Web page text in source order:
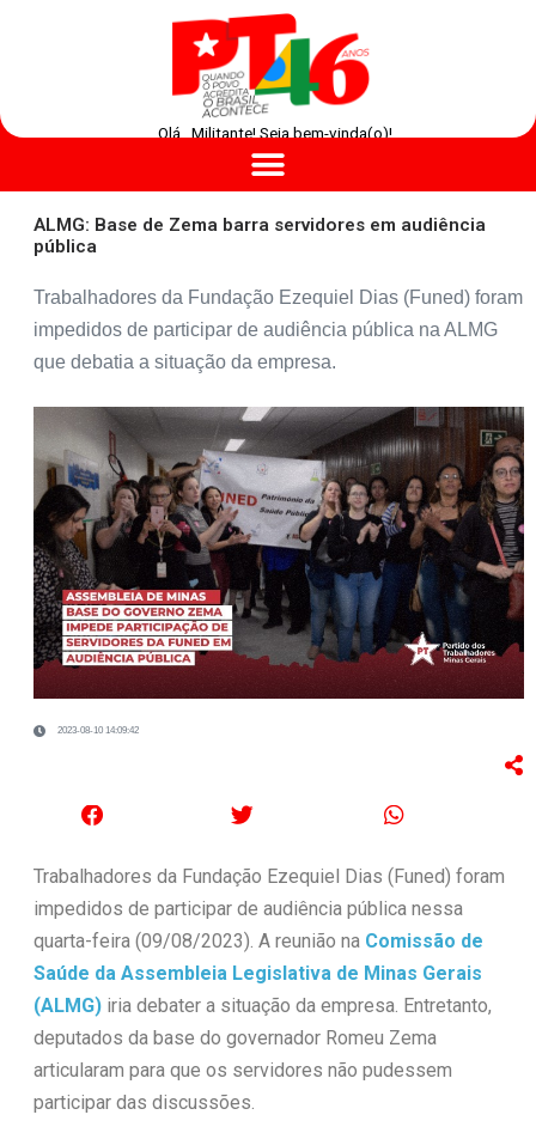
Olá , Militante! Seja bem-vinda(o)!
ALMG: Base de Zema barra servidores em audiência
pública
Trabalhadores da Fundação Ezequiel Dias (Funed) foram
impedidos de participar de audiência pública na ALMG
que debatia a situação da empresa.
2023-08-10 14:09:42
Trabalhadores da Fundação Ezequiel Dias (Funed) foram
impedidos de participar de audiência pública nessa
quarta-feira (09/08/2023). A reunião na Comissão de
Saúde da Assembleia Legislativa de Minas Gerais
(ALMG)iria debater a situação da empresa. Entretanto,
deputados da base do governador Romeu Zema
articularam para que os servidores não pudessem
participar das discussões.